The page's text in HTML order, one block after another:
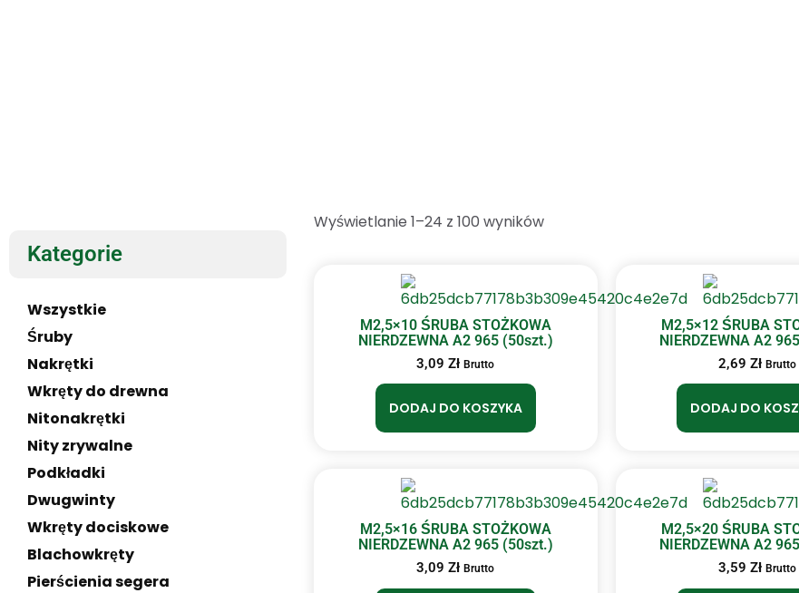
Kategorie
Wszystkie
Śruby
Nakrętki
Wkręty do drewna
Nitonakrętki
Nity zrywalne
Podkładki
Dwugwinty
Wkręty dociskowe
Blachowkręty
Pierścienia segera
Wyświetlanie 1–24 z 100 wyników
M2,5×10 ŚRUBA STOŻKOWA
NIERDZEWNA A2 965 (50szt.)
3,09Zł Brutto
DODAJ DO KOSZYKA
M2,5×12 ŚRUBA
NIERDZEWNA A2
2,69 Zł Brutto
DODAJ DO
M2,5×16 ŚRUBA STOŻKOWA
NIERDZEWNA A2 965 (50szt.)
3,09Zł Brutto
M2,5×20 ŚRUBA
NIERDZEWNA A2
3,59 Zł Brutto